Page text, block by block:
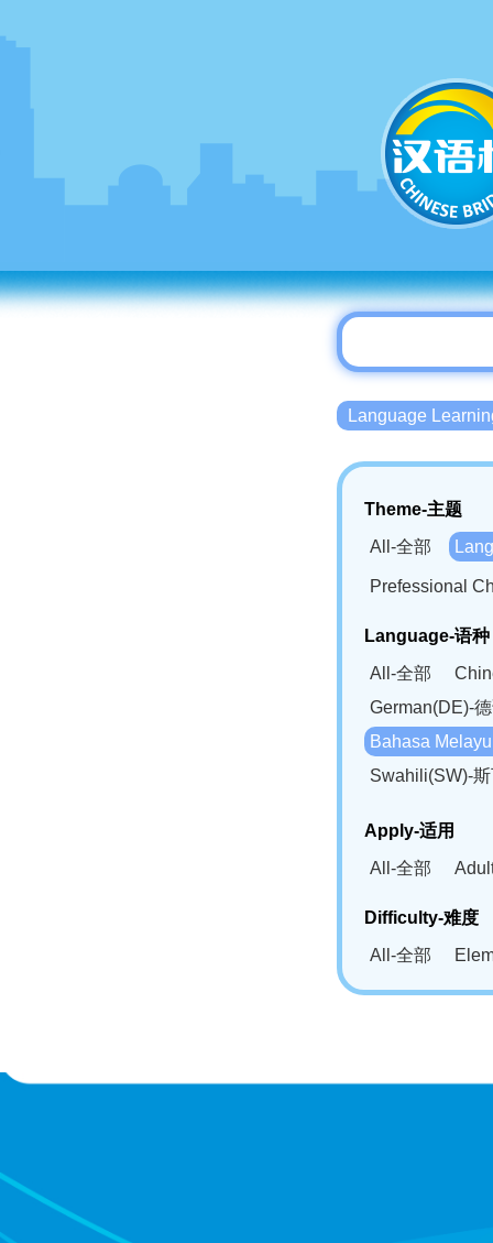
Language
Theme-主题
All-全部
Prefessional
Language-语种
All-全部
German(DE)-
Bahasa
Swahili(SW)-
Apply-适用
All-全部
Difficulty-难度
All-全部